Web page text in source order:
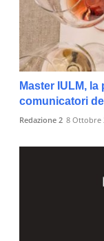
Master IULM,
comunicatori
Redazione 2 8 Ottobre